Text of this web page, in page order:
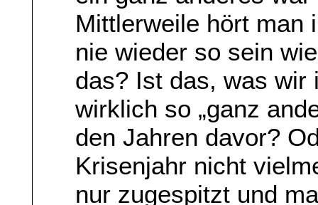
Mittlerweile hört man
nie wieder so sein
das? Ist das, was wir
wirklich so „ganz
den Jahren davor?
Krisenjahr nicht
nur zugespitzt und